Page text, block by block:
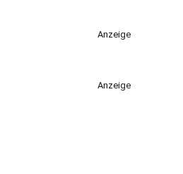
Anzeige
Anzeige